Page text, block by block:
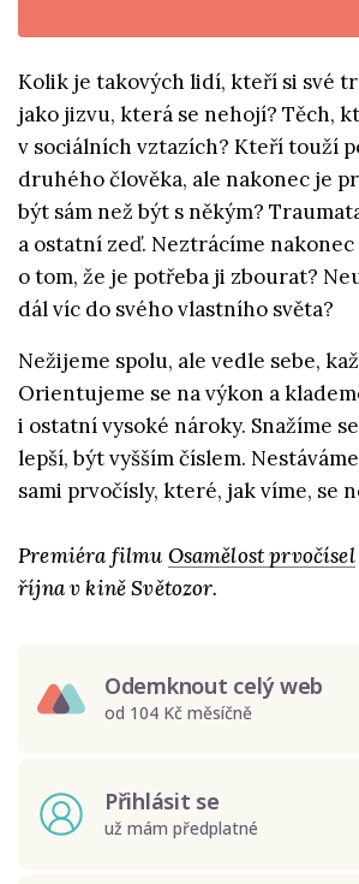
Kolik je takových lidí, kteří si své
jako jizvu, která se nehojí? Těch,
v sociálních vztazích? Kteří touží
druhého člověka, ale nakonec je
být sám než být s někým?
a ostatní zeď. Neztrácíme
o tom, že je potřeba ji zbourat?
dál víc do svého vlastního světa?
Nežijeme spolu, ale vedle sebe,
Orientujeme se na výkon a
i ostatní vysoké nároky. Snažíme
lepší, být vyšším číslem.
sami prvočísly, které, jak víme, se
Premiéra filmu Osamělost prvočísel
října v kině Světozor.
Odemknout celý web
od 104 Kč měsíčně
Přihlásit se
už mám předplatné